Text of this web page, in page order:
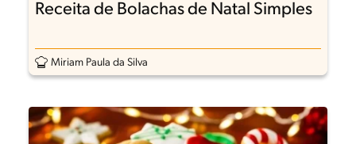
Receita de Bolachas de Natal Simples
Miriam Paula da Silva